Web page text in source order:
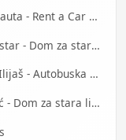
Car Rental - Mietwagen - Iznajmljivanje auta - Rent a Car Mostar
Starački dom Mostar - Dom za stare Mostar - Dom za stara lica Mostar
Centrotrans-Eurolines dd Sarajevo - P.J. Ilijaš - Autobuska stanica
Starački dom Bihać - Dom za stare Bihać - Dom za stara lica Bihać